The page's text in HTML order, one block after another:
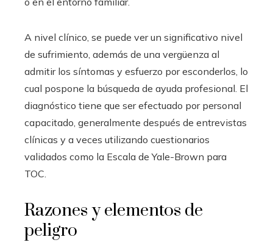
A nivel clínico, se puede ver un significativo nivel
de sufrimiento, además de una vergüenza al
admitir los síntomas y esfuerzo por esconderlos, lo
cual pospone la búsqueda de ayuda profesional. El
diagnóstico tiene que ser efectuado por personal
capacitado, generalmente después de entrevistas
clínicas y a veces utilizando cuestionarios
validados como la Escala de Yale-Brown para
TOC.
Razones y elementos de
peligro